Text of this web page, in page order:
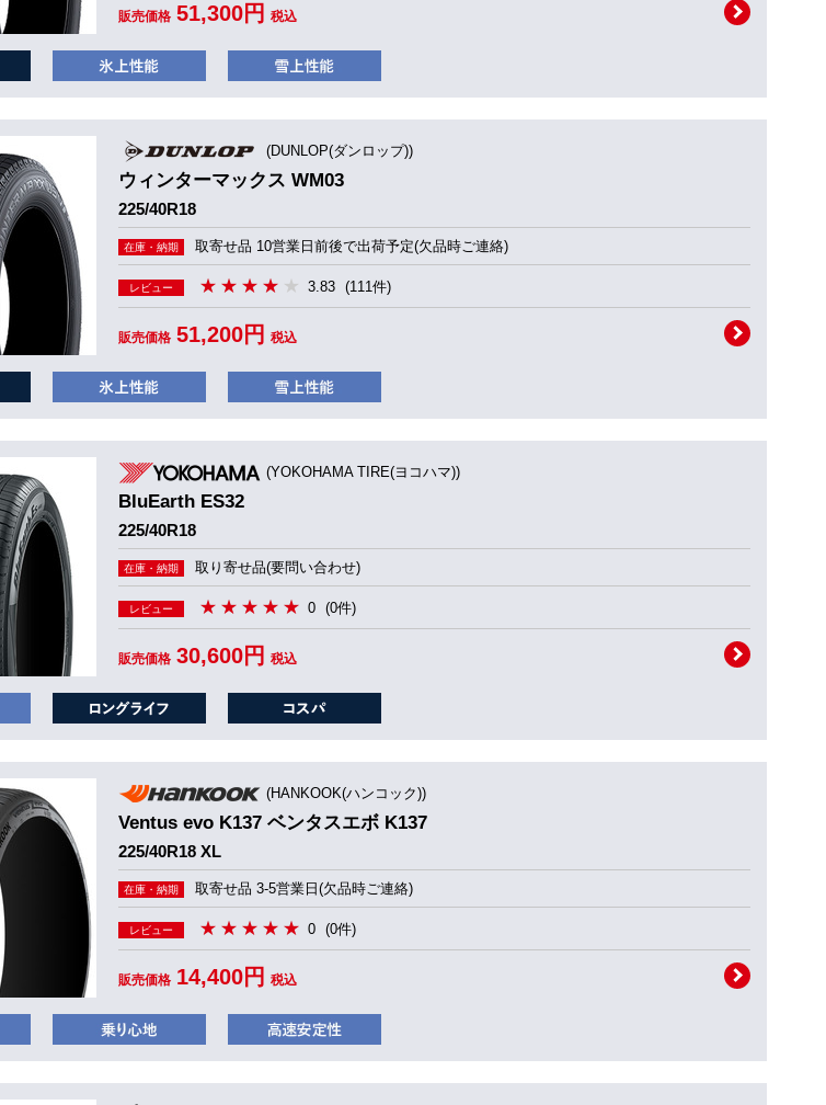
販売価格 51,300円 税込
(DUNLOP(ダンロップ))
ウィンターマックス WM03
225/40R18
在庫・納期 取寄せ品 10営業日前後で出荷予定(欠品時ご連絡)
レビュー 3.83 (111件)
販売価格 51,200円 税込
(YOKOHAMA TIRE(ヨコハマ))
BluEarth ES32
225/40R18
在庫・納期 取り寄せ品(要問い合わせ)
レビュー 0 (0件)
販売価格 30,600円 税込
(HANKOOK(ハンコック))
Ventus evo K137 ベンタスエボ K137
225/40R18 XL
在庫・納期 取寄せ品 3-5営業日(欠品時ご連絡)
レビュー 0 (0件)
販売価格 14,400円 税込